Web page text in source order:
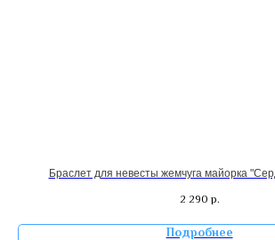
Браслет для невесты жемчуга майорка
2 290 р.
Подробнее